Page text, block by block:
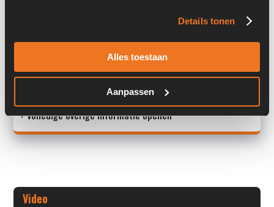
Details tonen
Alles toestaan
Aanpassen
Type 1: 4110554A
S/N: -
+ Volledige overige informatie openen
Video